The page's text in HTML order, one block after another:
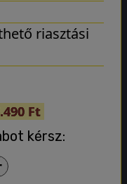
riasztási
Ft
kérsz: